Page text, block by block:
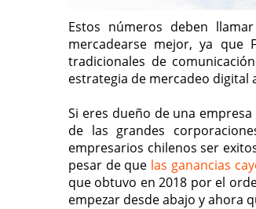
Estos números deben
mercadearse mejor, ya que
tradicionales de
estrategia de mercadeo digital
Si eres dueño de una
de las grandes
empresarios chilenos ser
pesar de que las ganancias
que obtuvo en 2018 por el
empezar desde abajo y ahora